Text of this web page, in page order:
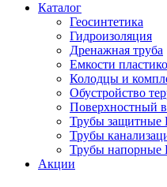
Каталог
Геосинтетика
Гидроизоляция
Дренажная труба
Емкости
Колодцы и
Обустройство
Поверхностный
Трубы
Трубы
Трубы
Акции